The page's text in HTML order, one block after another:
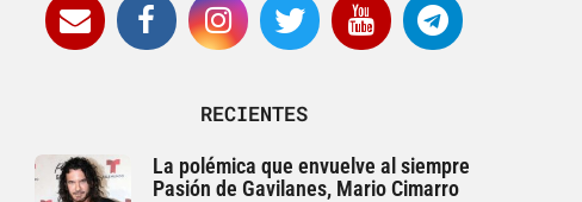
RECIENTES
La polémica que envuelve al siempre
Pasión de Gavilanes, Mario Cimarro